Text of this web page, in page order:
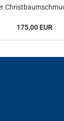
175,00 EUR